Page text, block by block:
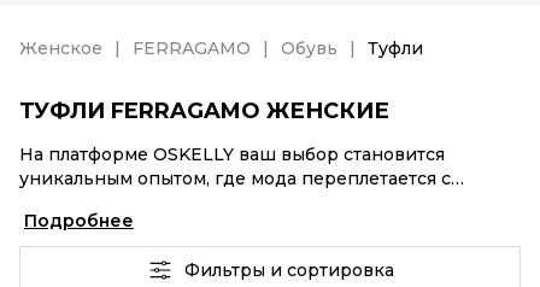
Женское FERRAGAMO Обувь Туфли
ТУФЛИ FERRAGAMO ЖЕНСКИЕ
На платформе OSKELLY ваш выбор становится
уникальным опытом, где мода переплетается с
аутентификация каждого заказа – Туфли FERRAGAMO
женские от селлеров OSKELLY с быстрой доставкой
по России. Ваш стиль не ждет, и мы тоже! Винтажные
Подробнее
Фильтры и сортировка